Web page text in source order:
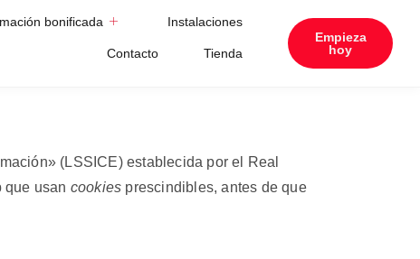
bonificada Instalaciones
Contacto Tienda
Empieza
hoy
(LSSICE) establecida por el Real
que usan cookies prescindibles, antes de que